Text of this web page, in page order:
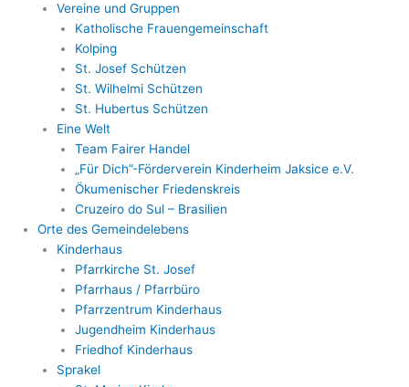
Vereine und Gruppen
Katholische Frauengemeinschaft
Kolping
St. Josef Schützen
St. Wilhelmi Schützen
St. Hubertus Schützen
Eine Welt
Team Fairer Handel
„Für Dich”-Förderverein Kinderheim Jaksice e.V.
Ökumenischer Friedenskreis
Cruzeiro do Sul – Brasilien
Orte des Gemeindelebens
Kinderhaus
Pfarrkirche St. Josef
Pfarrhaus / Pfarrbüro
Pfarrzentrum Kinderhaus
Jugendheim Kinderhaus
Friedhof Kinderhaus
Sprakel